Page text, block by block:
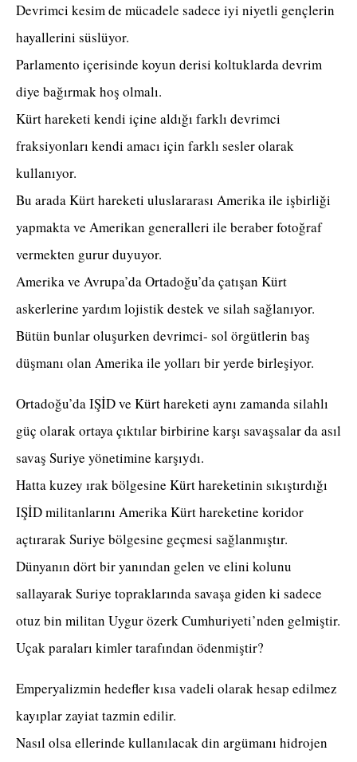
Devrimci kesim de mücadele sadece iyi niyetli gençlerin
hayallerini süslüyor.
Parlamento içerisinde koyun derisi koltuklarda devrim
diye bağırmak hoş olmalı.
Kürt hareketi kendi içine aldığı farklı devrimci
fraksiyonları kendi amacı için farklı sesler olarak
kullanıyor.
Bu arada Kürt hareketi uluslararası Amerika ile işbirliği
yapmakta ve Amerikan generalleri ile beraber fotoğraf
vermekten gurur duyuyor.
Amerika ve Avrupa’da Ortadoğu’da çatışan Kürt
askerlerine yardım lojistik destek ve silah sağlanıyor.
Bütün bunlar oluşurken devrimci- sol örgütlerin baş
düşmanı olan Amerika ile yolları bir yerde birleşiyor.
Ortadoğu’da IŞİD ve Kürt hareketi aynı zamanda silahlı
güç olarak ortaya çıktılar birbirine karşı savaşsalar da asıl
savaş Suriye yönetimine karşıydı.
Hatta kuzey ırak bölgesine Kürt hareketinin sıkıştırdığı
IŞİD militanlarını Amerika Kürt hareketine koridor
açtırarak Suriye bölgesine geçmesi sağlanmıştır.
Dünyanın dört bir yanından gelen ve elini kolunu
sallayarak Suriye topraklarında savaşa giden ki sadece
otuz bin militan Uygur özerk Cumhuriyeti’nden gelmiştir.
Uçak paraları kimler tarafından ödenmiştir?
Emperyalizmin hedefler kısa vadeli olarak hesap edilmez
kayıplar zayiat tazmin edilir.
Nasıl olsa ellerinde kullanılacak din argümanı hidrojen